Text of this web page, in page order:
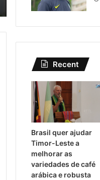
Recent
Brasil quer ajudar
Timor-Leste a
melhorar as
variedades de café
arábica e robusta